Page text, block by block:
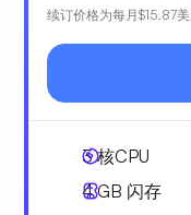
续订价格为每月$15.87
3核CPU
4 GB 闪存